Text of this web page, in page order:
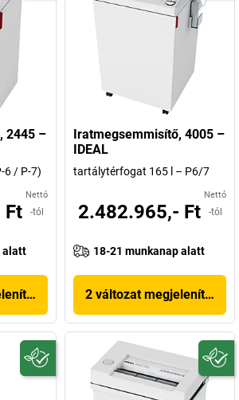
2445 –
6 / P-7)
Nettó
Ft -tól
alatt
Iratmegsemmisítő, 4005 –
IDEAL
tartálytérfogat 165 l – P6/7
Nettó
2.482.965,- Ft -tól
18-21 munkanap alatt
2 változat megjelenítése